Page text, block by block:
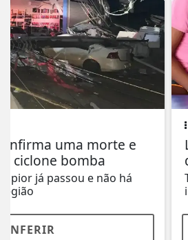
Lei que aumenta
digitais contra crianças é
Texto endurece pena em caso
inteligência artificial